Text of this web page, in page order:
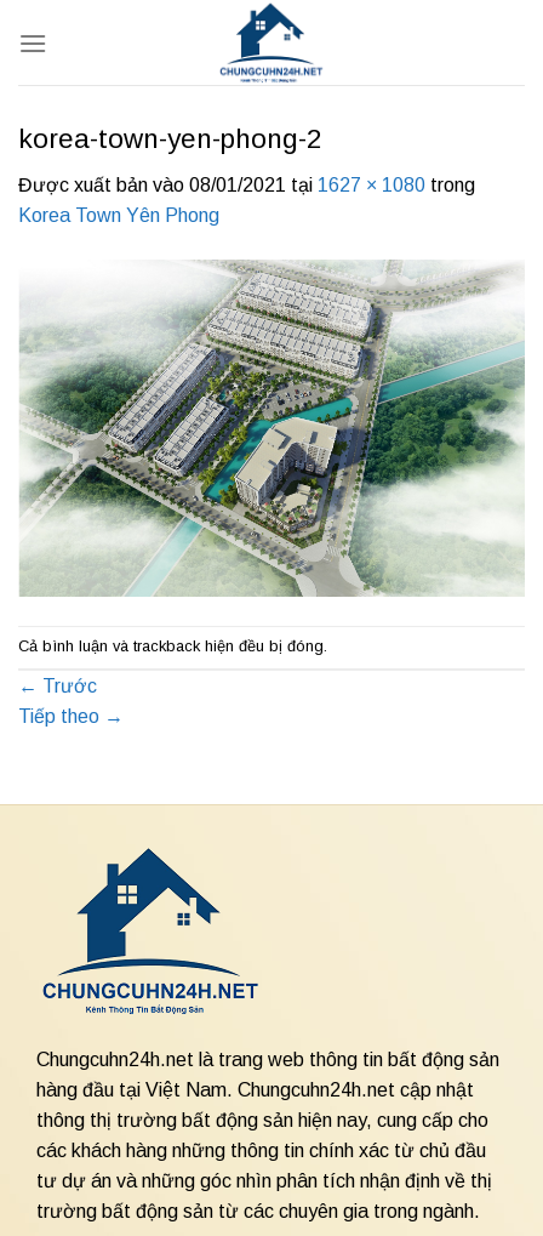
qua
korea-town-yen-phong-2
Được xuất bản vào 08/01/2021 tại 1627 × 1080 trong
Korea Town Yên Phong
Cả bình luận và trackback hiện đều bị đóng.
← Trước
Tiếp theo →
Chungcuhn24h.net là trang web thông tin bất động sản
hàng đầu tại Việt Nam. Chungcuhn24h.net cập nhật
thông thị trường bất động sản hiện nay, cung cấp cho
các khách hàng những thông tin chính xác từ chủ đầu
tư dự án và những góc nhìn phân tích nhận định về thị
trường bất động sản từ các chuyên gia trong ngành.